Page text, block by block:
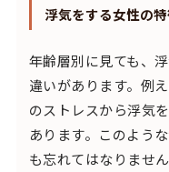
浮気をする女性の
年齢層別に見ても、
違いがあります。例
のストレスから浮気
あります。このよう
も忘れてはなりませ